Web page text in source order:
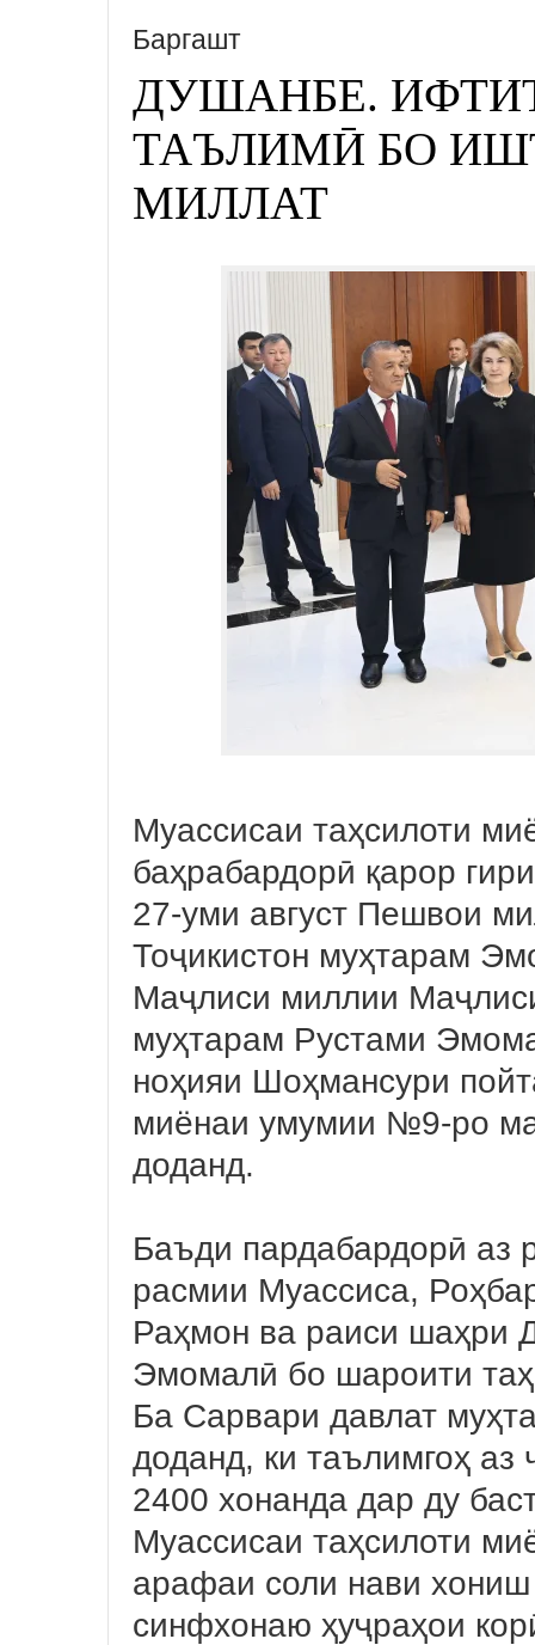
Баргашт
ДУШАНБЕ.
ТАЪЛИМӢ БО
МИЛЛАТ
Муассисаи таҳсилоти
баҳрабардорӣ қарор
27-уми август Пешвои
Тоҷикистон муҳтарам
Маҷлиси миллии
муҳтарам Рустами
ноҳияи Шоҳмансури
миёнаи умумии №9-ро
доданд.
Баъди пардабардорӣ аз
расмии Муассиса,
Раҳмон ва раиси шаҳри
Эмомалӣ бо шароити
Ба Сарвари давлат
доданд, ки таълимгоҳ
2400 хонанда дар ду
Муассисаи таҳсилоти
арафаи соли нави
синфхонаю ҳуҷраҳои